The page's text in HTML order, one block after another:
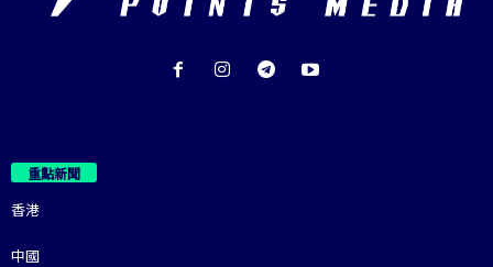
重點新聞
香港
中國